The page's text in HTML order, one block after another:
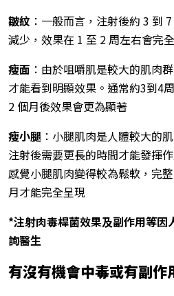
皺紋 ：一般而言，注射後約 3 到
減少，效果在 1 至 2 周左右會完
瘦面 ：由於咀嚼肌是較大的肌肉
才能看到明顯效果。通常約3到4
2 個月後效果會更為顯著
瘦小腿 ：小腿肌肉是人體較大的
注射後需要更長的時間才能發揮
感覺小腿肌肉變得較為鬆軟，完
月才能完全呈現
*注射肉毒桿菌效果及副作用等因
詢醫生
有沒有機會中毒或有副作